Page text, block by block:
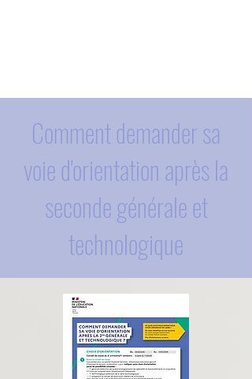
Comment demander sa
voie d'orientation après la
seconde générale et
technologique